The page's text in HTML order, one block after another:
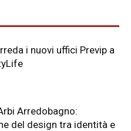
i nuovi uffici Previp a
Arredobagno:
del design tra identità e